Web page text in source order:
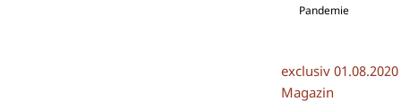
Pandemie
exclusiv
Magazin
01.08.2020